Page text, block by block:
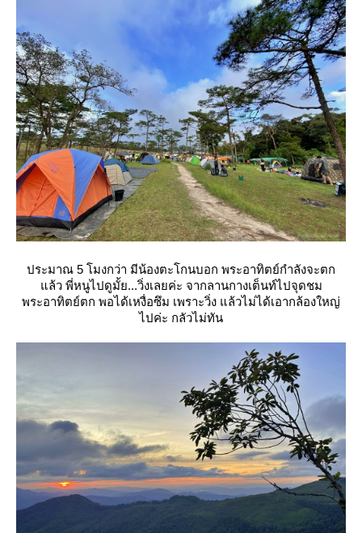
ประมาณ 5 โมงกว่า มีน้องตะโกนบอก พระอาทิตย์กำลังจะตก
ล้ว พี่หนูไปดูมั้ย...วิ่งเลยค่ะ จากลานกางเต็นท์ไปจุดชม
พระอาทิตย์ตก พอได้เหงื่อซึม เพราะวิ่ง แล้วไม่ได้เอากล้องใหญ่
ไปค่ะ กลัวไม่ทัน